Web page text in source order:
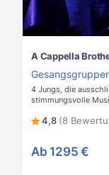
A Cappella
4 Jungs, die
stimmungsvolle
4,8 (8
Ab 1295 €